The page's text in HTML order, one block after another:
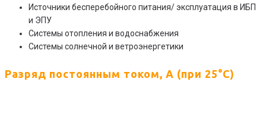
Источники бесперебойного питания/ эксплуатация в ИБП
и ЭПУ
Системы отопления и водоснабжения
Системы солнечной и ветроэнергетики
Разряд постоянным током, А (при 25°С)